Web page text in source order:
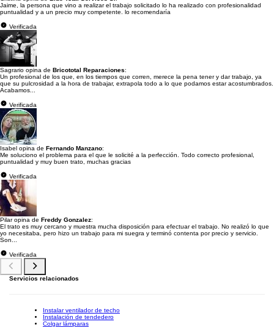
Jaime, la persona que vino a realizar el trabajo solicitado lo ha realizado con profesionalidad
puntualidad y a un precio muy competente. lo recomendaría
Verificada
Sagrario opina de Bricototal Reparaciones:
Un profesional de los que, en los tiempos que corren, merece la pena tener y dar trabajo, ya
que su pulcrosidad a la hora de trabajar, extrapola todo a lo que podamos estar acostumbrados.
Acabamos...
Verificada
Isabel opina de Fernando Manzano:
Me soluciono el problema para el que le solicité a la perfección. Todo correcto profesional,
puntualidad y muy buen trato, muchas gracias
Verificada
Pilar opina de Freddy Gonzalez:
El trato es muy cercano y muestra mucha disposición para efectuar el trabajo. No realizó lo que
yo necesitaba, pero hizo un trabajo para mi suegra y terminó contenta por precio y servicio.
Son...
Verificada
Servicios relacionados
Instalar ventilador de techo
Instalación de tendedero
Colgar lámparas